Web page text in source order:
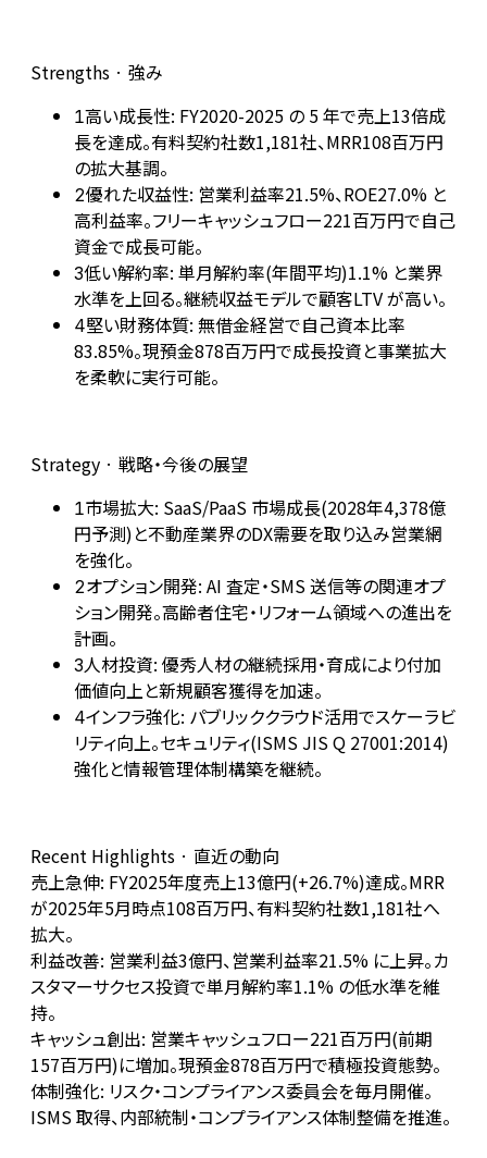
Strengths · 強み
1高い成長性: FY2020-2025 の 5 年で売上13倍成
長を達成。有料契約社数1,181社、MRR108百万円
の拡大基調。
2優れた収益性: 営業利益率21.5%、ROE27.0% と
高利益率。フリーキャッシュフロー221百万円で自己
資金で成長可能。
3低い解約率: 単月解約率(年間平均)1.1% と業界
水準を上回る。継続収益モデルで顧客LTV が高い。
4堅い財務体質: 無借金経営で自己資本比率
83.85%。現預金878百万円で成長投資と事業拡大
を柔軟に実行可能。
Strategy · 戦略・今後の展望
1市場拡大: SaaS/PaaS 市場成長(2028年4,378億
円予測)と不動産業界のDX需要を取り込み営業網
を強化。
2オプション開発: AI 査定・SMS 送信等の関連オプ
ション開発。高齢者住宅・リフォーム領域への進出を
計画。
3人材投資: 優秀人材の継続採用・育成により付加
価値向上と新規顧客獲得を加速。
4インフラ強化: パブリッククラウド活用でスケーラビ
リティ向上。セキュリティ(ISMS JIS Q 27001:2014)
強化と情報管理体制構築を継続。
Recent Highlights · 直近の動向
売上急伸: FY2025年度売上13億円(+26.7%)達成。MRR
が2025年5月時点108百万円、有料契約社数1,181社へ
拡大。
利益改善: 営業利益3億円、営業利益率21.5% に上昇。カ
スタマーサクセス投資で単月解約率1.1% の低水準を維
持。
キャッシュ創出: 営業キャッシュフロー221百万円(前期
157百万円)に増加。現預金878百万円で積極投資態勢。
体制強化: リスク・コンプライアンス委員会を毎月開催。
ISMS 取得、内部統制・コンプライアンス体制整備を推進。